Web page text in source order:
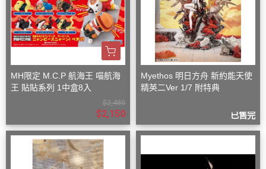
MH限定 M.C.P 航海王 喵航海
王 貼貼系列 1中盒8入
$2,480
$2,150
Myethos 明日方舟 新約能天使
精英二Ver 1/7 附特典
已售完